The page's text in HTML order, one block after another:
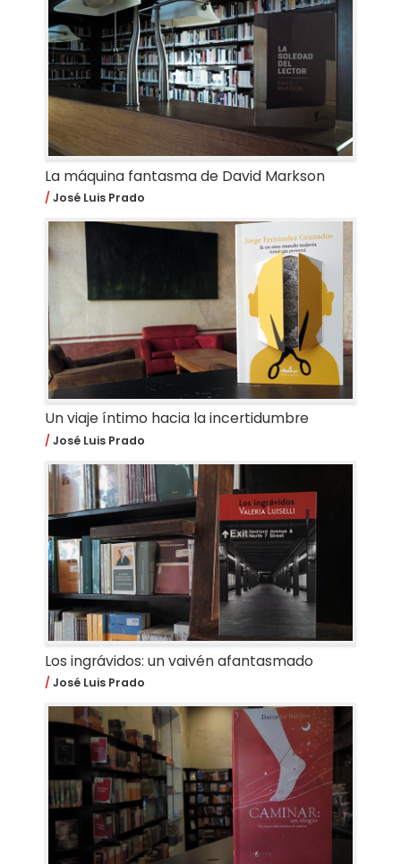
La máquina fantasma de David Markson
José Luis Prado
Un viaje íntimo hacia la incertidumbre
José Luis Prado
Los ingrávidos: un vaivén afantasmado
José Luis Prado